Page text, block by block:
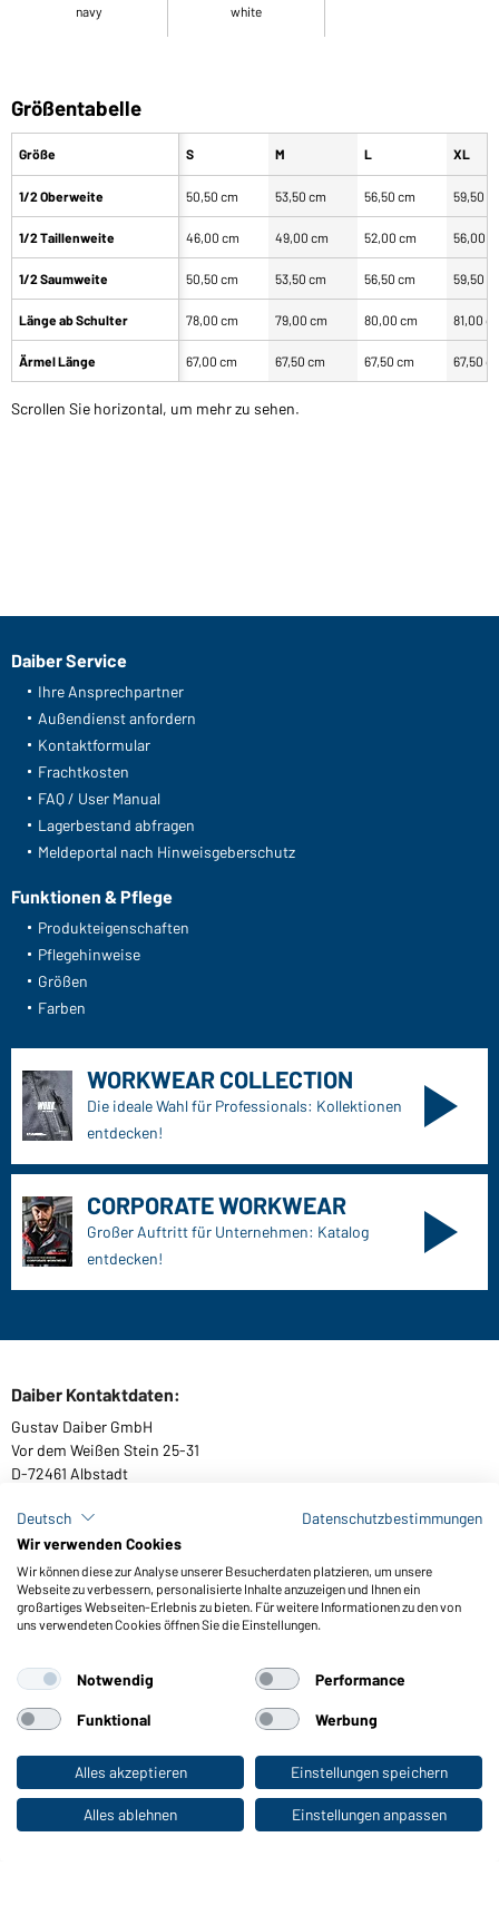
Zum Privatkunden-Shop
navy white
Größentabelle
Größe
1/2 Oberweite
1/2 Taillenweite
1/2 Saumweite
Länge ab Schulter
Ärmel Länge
S M L XL
50,50 cm 53,50 cm 56,50 cm 59,50
46,00 cm 49,00 cm 52,00 cm 56,00
50,50 cm 53,50 cm 56,50 cm 59,50
78,00 cm 79,00 cm 80,00 cm 81,00
67,00 cm 67,50 cm 67,50 cm 67,50
Scrollen Sie horizontal, um mehr zu sehen.
Daiber Service
Ihre Ansprechpartner
Außendienst anfordern
Kontaktformular
Frachtkosten
FAQ / User Manual
Lagerbestand abfragen
Meldeportal nach Hinweisgeberschutz
Funktionen & Pflege
Produkteigenschaften
Pflegehinweise
Größen
Farben
WORKWEAR COLLECTION
Die ideale Wahl für Professionals: Kollektionen
entdecken!
CORPORATE WORKWEAR
Großer Auftritt für Unternehmen: Katalog
entdecken!
Daiber Kontaktdaten:
Gustav Daiber GmbH
Vor dem Weißen Stein 25-31
D-72461 Albstadt
Kataloge herunterladen oder bestellen
Zu den Katalogen
AGB Impressum
Cookie-Einstellungen
Barrierefreiheit
© 2026 Daiber
Deutsch
Datenschutzbestimmungen
Wir verwenden Cookies
Wir können diese zur Analyse unserer Besucherdaten platzieren, um unsere
Webseite zu verbessern, personalisierte Inhalte anzuzeigen und Ihnen ein
großartiges Webseiten-Erlebnis zu bieten. Für weitere Informationen zu den von
uns verwendeten Cookies öffnen Sie die Einstellungen.
Notwendig Performance
Funktional Werbung
Alles akzeptieren Einstellungen speichern
Alles ablehnen Einstellungen anpassen